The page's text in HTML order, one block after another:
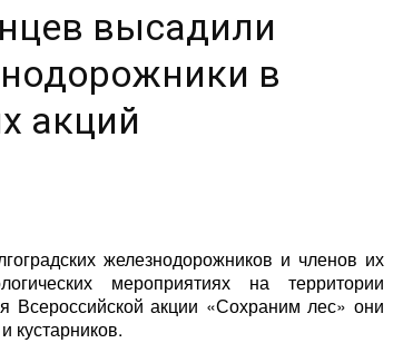
высадили
в
акций
железнодорожников и членов их
мероприятиях на территории
Всероссийской акции «Сохраним лес» они
кустарников.